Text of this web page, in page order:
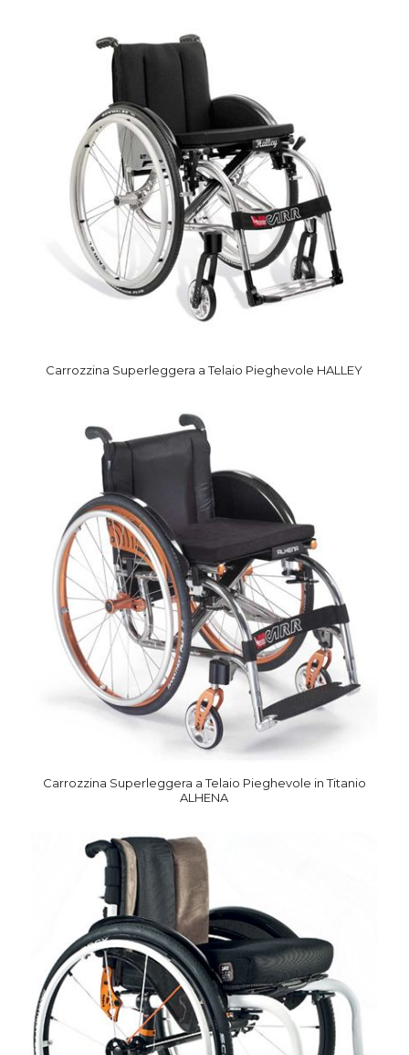
Carrozzina Superleggera a Telaio Pieghevole HALLEY
Carrozzina Superleggera a Telaio Pieghevole in Titanio
ALHENA